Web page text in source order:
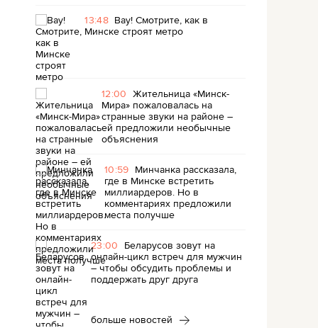
13:48 Вау! Смотрите, как в
Минске строят метро
12:00 Жительница «Минск-
Мира» пожаловалась на
странные звуки на районе –
ей предложили необычные
объяснения
10:59 Минчанка рассказала,
где в Минске встретить
миллиардеров. Но в
комментариях предложили
места получше
23:00 Беларусов зовут на
онлайн-цикл встреч для мужчин
– чтобы обсудить проблемы и
поддержать друг друга
больше новостей